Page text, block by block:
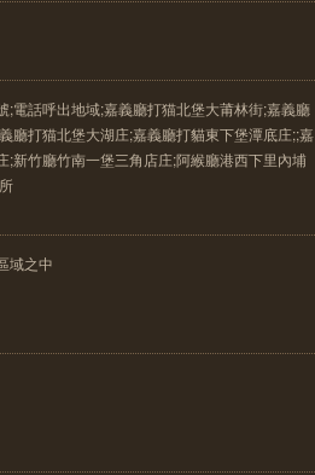
電話呼出地域;嘉義廳打猫北堡大莆林街;嘉義廳
廳打猫北堡大湖庄;嘉義廳打貓東下堡潭底庄;;嘉
新竹廳竹南一堡三角店庄;阿緱廳港西下里內埔
域之中